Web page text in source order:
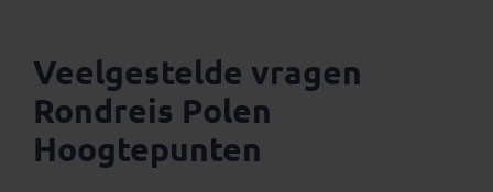
Veelgestelde vragen
Rondreis Polen
Hoogtepunten